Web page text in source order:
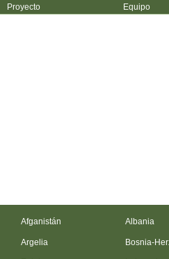
Proyecto Equipo
Afganistán Albania
Argelia Bosnia-